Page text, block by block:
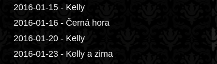
2016-01-15 - Kelly
2016-01-16 - Černá hora
2016-01-20 - Kelly
2016-01-23 - Kelly a zima